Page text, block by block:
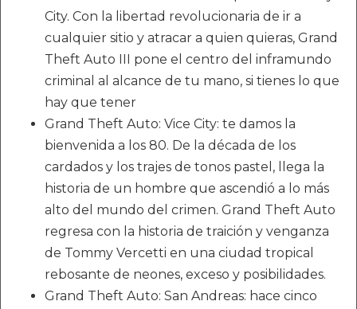
City. Con la libertad revolucionaria de ir a
cualquier sitio y atracar a quien quieras, Grand
Theft Auto III pone el centro del inframundo
criminal al alcance de tu mano, si tienes lo que
hay que tener
Grand Theft Auto: Vice City: te damos la
bienvenida a los 80. De la década de los
cardados y los trajes de tonos pastel, llega la
historia de un hombre que ascendió a lo más
alto del mundo del crimen. Grand Theft Auto
regresa con la historia de traición y venganza
de Tommy Vercetti en una ciudad tropical
rebosante de neones, exceso y posibilidades.
Grand Theft Auto: San Andreas: hace cinco